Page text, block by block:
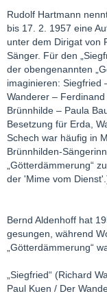
Rudolf Hartmann
bis 17. 2. 1957 eine
unter dem Dirigat von
Sänger. Für den
der obengenannten
imaginieren: Siegfried
Wanderer –
Brünnhilde – Paula
Besetzung für Erda,
Schech war häufig in
Brünnhilden-
„Götterdämmerung“
der 'Mime vom
Bernd Aldenhoff hat
gesungen, während
„Götterdämmerung“
„Siegfried“ (Richard
Paul Kuen / Der